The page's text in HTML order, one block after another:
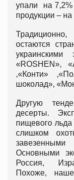
упали на
продукции –
Традиционно,
остаются
украинскими
«ROSHEN»,
,«Конти»
шоколад»,
Другую
десерты.
пищевого
слишком
Основными
Россия,
Похоже, наше